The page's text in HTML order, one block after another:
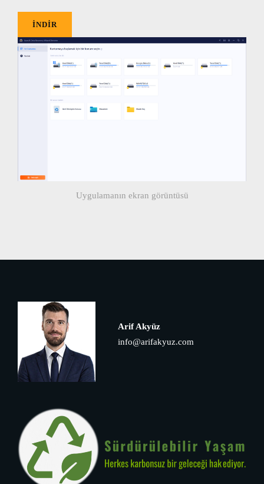
İNDİR
Uygulamanın ekran görüntüsü
Arif Akyüz
info@arifakyuz.com